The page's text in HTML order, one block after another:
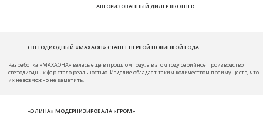
АВТОРИЗОВАННЫЙ ДИЛЕР BROTHER
СВЕТОДИОДНЫЙ «МАХАОН» СТАНЕТ ПЕРВОЙ НОВИНКОЙ ГОДА
Разработка «МАХАОНА» велась еще в прошлом году, а в этом году серийное производство
светодиодных фар стало реальностью. Изделие обладает таким количеством преимуществ, что
их невозможно не заметить.
«ЭЛИНА» МОДЕРНИЗИРОВАЛА «ГРОМ»